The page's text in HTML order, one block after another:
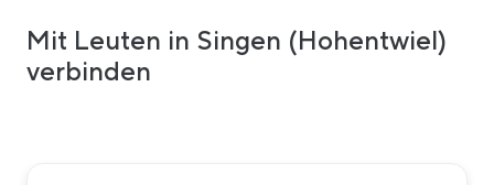
Mit Leuten in Singen (Hohentwiel)
verbinden